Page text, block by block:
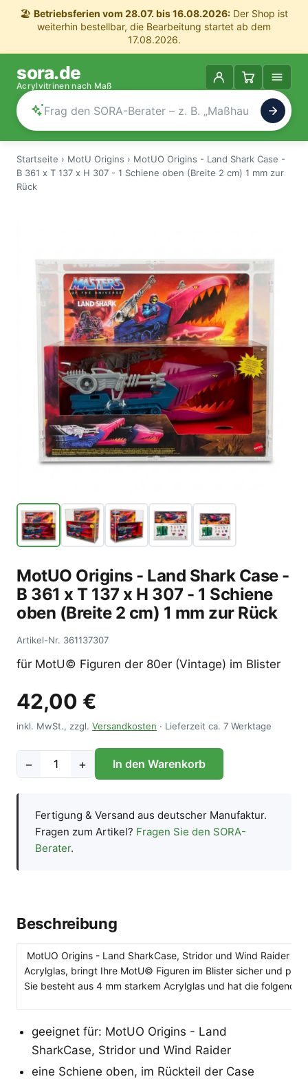
🏖️ Betriebsferien vom 28.07. bis 16.08.2026: Der Shop ist
weiterhin bestellbar, die Bearbeitung startet ab dem
17.08.2026.
sora.de
Acrylvitrinen nach Maß
Startseite › MotU Origins › MotUO Origins - Land Shark Case -
B 361 x T 137 x H 307 - 1 Schiene oben (Breite 2 cm) 1 mm zur
Rück
MotUO Origins - Land Shark Case -
B 361 x T 137 x H 307 - 1 Schiene
oben (Breite 2 cm) 1 mm zur Rück
Artikel-Nr. 361137307
für MotU© Figuren der 80er (Vintage) im Blister
42,00 €
inkl. MwSt., zzgl. Versandkosten · Lieferzeit ca. 7 Werktage
− + In den Warenkorb
Fertigung & Versand aus deutscher Manufaktur.
Fragen zum Artikel? Fragen Sie den SORA-
Berater.
Beschreibung
MotUO Origins - Land SharkCase, Stridor und Wind Raider
Acrylglas, bringt Ihre MotU© Figuren im Blister sicher und
Sie besteht aus 4 mm starkem Acrylglas und hat die
geeignet für: MotUO Origins - Land
SharkCase, Stridor und Wind Raider
eine Schiene oben, im Rückteil der Case